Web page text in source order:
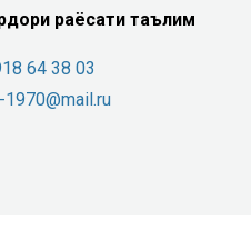
раёсати таълим
64 38 03
1970@mail.ru